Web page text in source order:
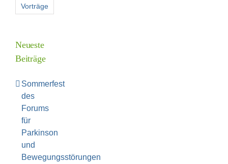
Vorträge
Neueste
Beiträge
Sommerfest
des
Forums
für
Parkinson
und
Bewegungsstörungen